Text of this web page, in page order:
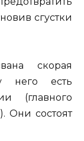
сгустки
скорая
него есть
(главного
Они состоят